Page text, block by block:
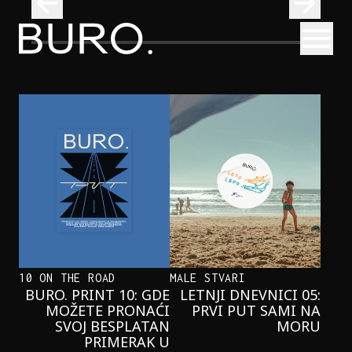
BURO.
ONAJ JEDAN PROIZVOD KOJI
STALNO SELIMO SA POLICE U
TORBE
10 ON THE ROAD
BURO. PRINT 10: GDE
MOŽETE PRONAĆI
SVOJ BESPLATAN
PRIMERAK U
MALE STVARI
LETNJI DNEVNICI 05:
PRVI PUT SAMI NA
MORU